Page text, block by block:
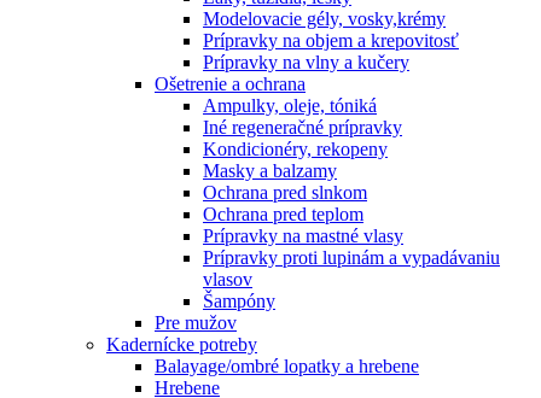
Modelovacie gély, vosky,krémy
Prípravky na objem a krepovitosť
Prípravky na vlny a kučery
Ošetrenie a ochrana
Ampulky, oleje, tóniká
Iné regeneračné prípravky
Kondicionéry, rekopeny
Masky a balzamy
Ochrana pred slnkom
Ochrana pred teplom
Prípravky na mastné vlasy
Prípravky proti lupinám a vypadávaniu
vlasov
Šampóny
Pre mužov
Kadernícke potreby
Balayage/ombré lopatky a hrebene
Hrebene